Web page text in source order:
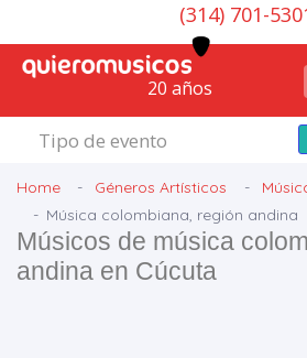
(314) 701-
20 años
Tipo de evento
Home Géneros Artísticos
Música colombiana, región andina
Músicos de música
andina en Cúcuta